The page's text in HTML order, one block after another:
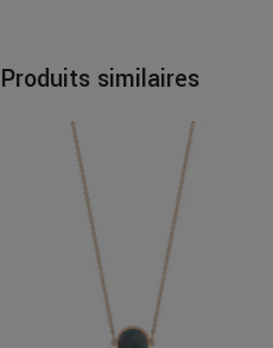
Produits similaires